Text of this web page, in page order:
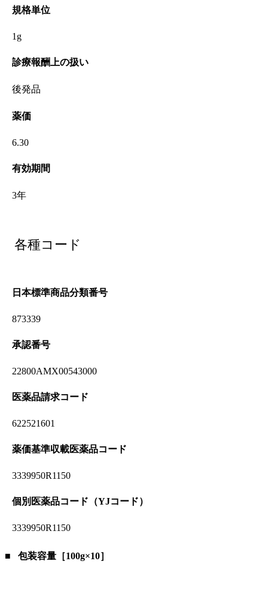
規格単位
1g
診療報酬上の扱い
後発品
薬価
6.30
有効期間
3年
各種コード
日本標準商品分類番号
873339
承認番号
22800AMX00543000
医薬品請求コード
622521601
薬価基準収載医薬品コード
3339950R1150
個別医薬品コード（YJコード）
3339950R1150
包装容量［100g×10］